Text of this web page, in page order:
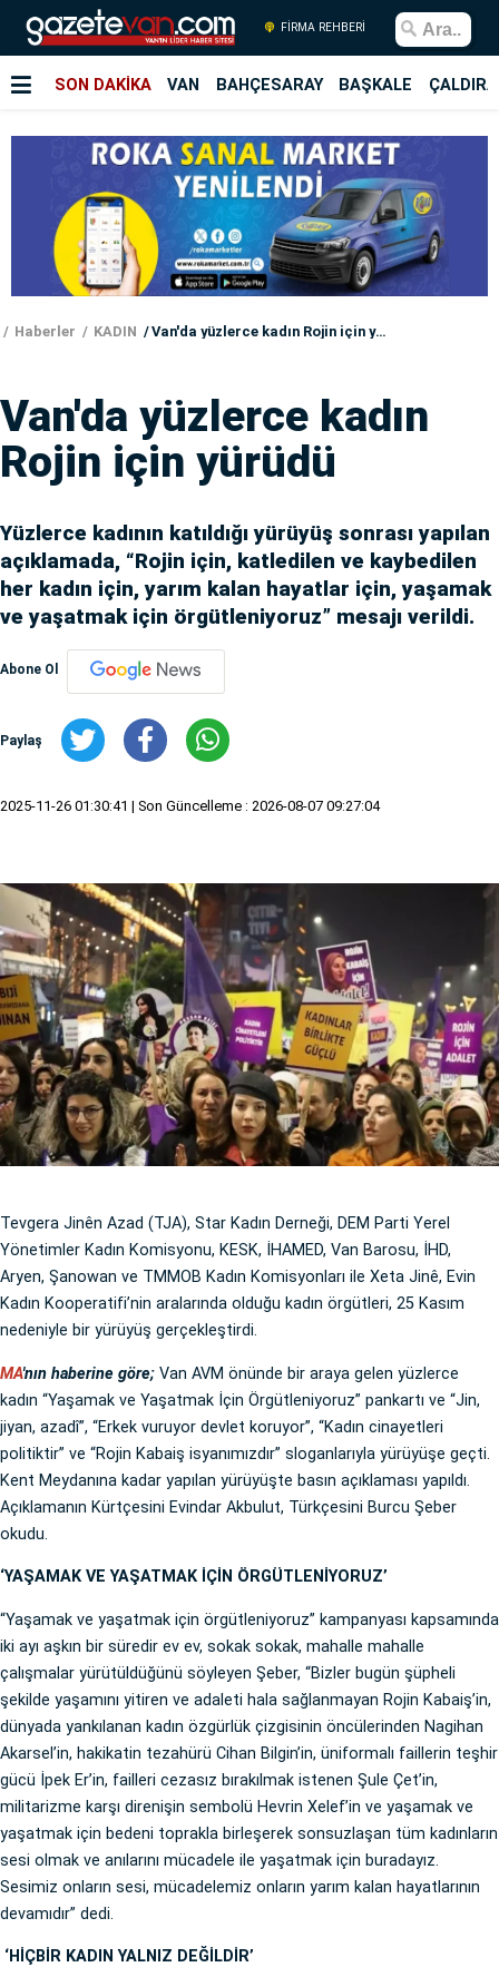
FİRMA REHBERİ
SON DAKİKA VAN BAHÇESARAY BAŞKALE
Haberler KADIN Van'da yüzlerce kadın Rojin için yürüdü
Van'da yüzlerce kadın
Rojin için yürüdü
Yüzlerce kadının katıldığı yürüyüş sonrası yapılan
açıklamada, “Rojin için, katledilen ve kaybedilen
her kadın için, yarım kalan hayatlar için, yaşamak
ve yaşatmak için örgütleniyoruz” mesajı verildi.
Abone Ol
Paylaş
2025-11-26 01:30:41 | Son Güncelleme : 2026-08-07 09:27:04
Tevgera Jinên Azad (TJA), Star Kadın Derneği, DEM Parti Yerel
Yönetimler Kadın Komisyonu, KESK, İHAMED, Van Barosu, İHD,
Aryen, Şanowan ve TMMOB Kadın Komisyonları ile Xeta Jinê, Evin
Kadın Kooperatifi’nin aralarında olduğu kadın örgütleri, 25 Kasım
nedeniyle bir yürüyüş gerçekleştirdi.
MA'nın haberine göre; Van AVM önünde bir araya gelen yüzlerce
kadın “Yaşamak ve Yaşatmak İçin Örgütleniyoruz” pankartı ve “Jin,
jiyan, azadî”, “Erkek vuruyor devlet koruyor”, “Kadın cinayetleri
politiktir” ve “Rojin Kabaiş isyanımızdır” sloganlarıyla yürüyüşe geçti.
Kent Meydanına kadar yapılan yürüyüşte basın açıklaması yapıldı.
Açıklamanın Kürtçesini Evindar Akbulut, Türkçesini Burcu Şeber
okudu.
‘YAŞAMAK VE YAŞATMAK İÇİN ÖRGÜTLENİYORUZ’
“Yaşamak ve yaşatmak için örgütleniyoruz” kampanyası kapsamında
iki ayı aşkın bir süredir ev ev, sokak sokak, mahalle mahalle
çalışmalar yürütüldüğünü söyleyen Şeber, “Bizler bugün şüpheli
şekilde yaşamını yitiren ve adaleti hala sağlanmayan Rojin Kabaiş’in,
dünyada yankılanan kadın özgürlük çizgisinin öncülerinden Nagihan
Akarsel’in, hakikatin tezahürü Cihan Bilgin’in, üniformalı faillerin teşhir
gücü İpek Er’in, failleri cezasız bırakılmak istenen Şule Çet’in,
militarizme karşı direnişin sembolü Hevrin Xelef’in ve yaşamak ve
yaşatmak için bedeni toprakla birleşerek sonsuzlaşan tüm kadınların
sesi olmak ve anılarını mücadele ile yaşatmak için buradayız.
Sesimiz onların sesi, mücadelemiz onların yarım kalan hayatlarının
devamıdır” dedi.
‘HİÇBİR KADIN YALNIZ DEĞİLDİR’